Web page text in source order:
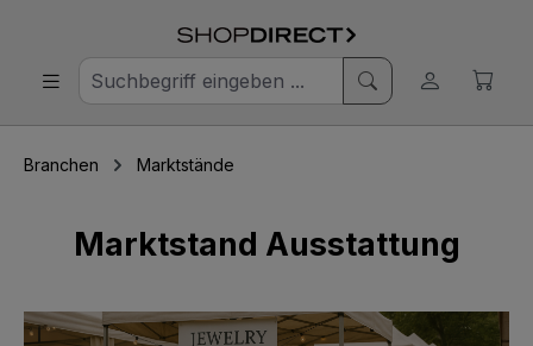
Branchen Marktstände
Marktstand Ausstattung